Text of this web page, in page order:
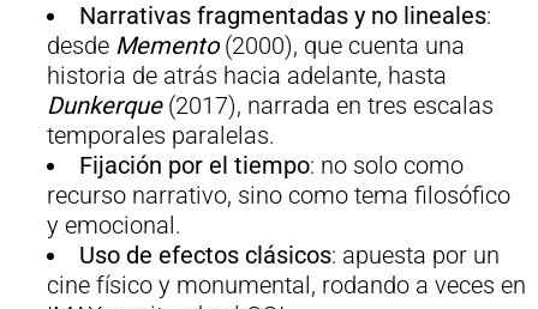
Narrativas fragmentadas y no lineales:
desde Memento (2000), que cuenta una
historia de atrás hacia adelante, hasta
Dunkerque(2017), narrada en tres escalas
temporales paralelas.
Fijación por el tiempo: no solo como
recurso narrativo, sino como tema filosófico
y emocional.
Uso de efectos clásicos: apuesta por un
cine físico y monumental, rodando a veces en